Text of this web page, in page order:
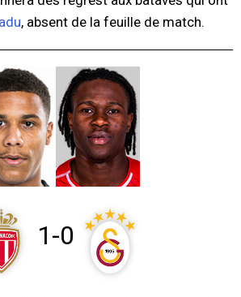
, absent de la feuille de match.
1-0